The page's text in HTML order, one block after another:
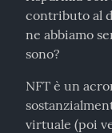
contributo al
ne abbiamo
sono?
NFT è un
virtuale (poi